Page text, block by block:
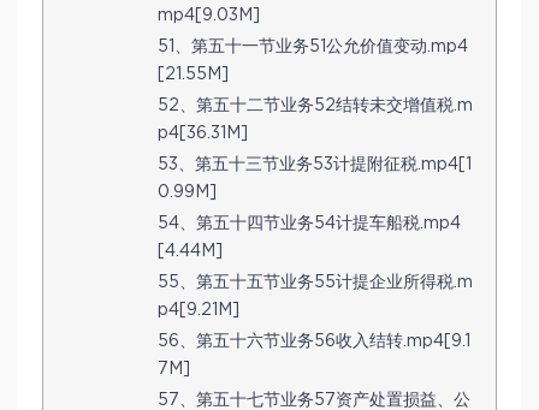
mp4[9.03M]
51、第五十一节业务51公允价值变动.mp4
[21.55M]
52、第五十二节业务52结转未交增值税.m
p4[36.31M]
53、第五十三节业务53计提附征税.mp4[1
0.99M]
54、第五十四节业务54计提车船税.mp4
[4.44M]
55、第五十五节业务55计提企业所得税.m
p4[9.21M]
56、第五十六节业务56收入结转.mp4[9.1
7M]
57、第五十七节业务57资产处置损益、公